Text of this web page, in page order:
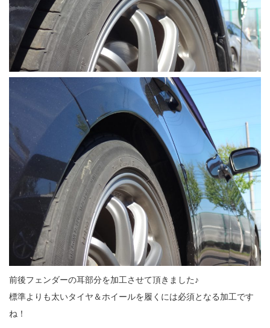
前後フェンダーの耳部分を加工させて頂きました♪
標準よりも太いタイヤ＆ホイールを履くには必須となる加工です
ね！